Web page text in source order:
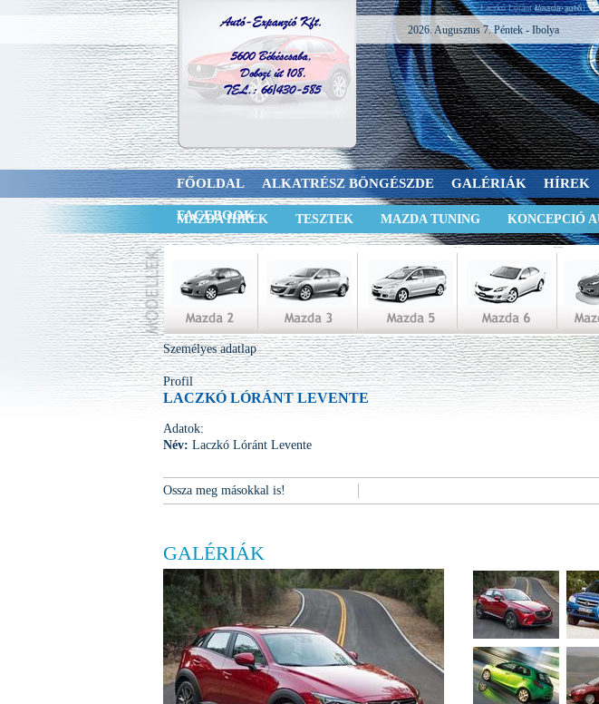
Laczkó Lóránt Levente profil
2026. Augusztus 7. Péntek - Ibolya
FŐOLDAL ALKATRÉSZ BÖNGÉSZDE GALÉRIÁK HÍREK
FACEBOOK
MAZDA HÍREK TESZTEK MAZDA TUNING KONCEPCIÓ
Személyes adatlap
Profil
LACZKÓ LÓRÁNT LEVENTE
Adatok:
Név: Laczkó Lóránt Levente
Ossza meg másokkal is!
GALÉRIÁK